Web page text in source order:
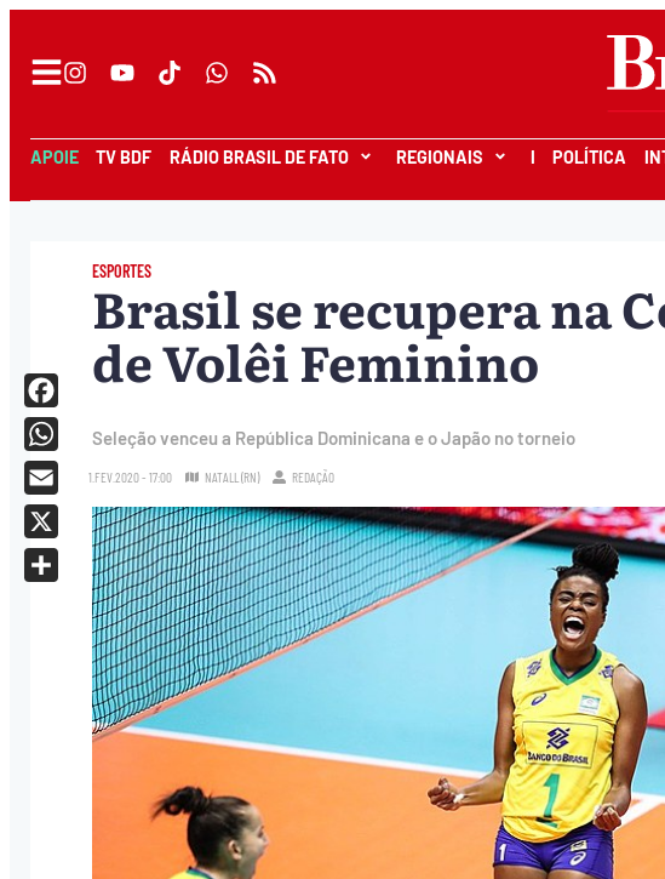
APOIE TV BDF RÁDIO BRASIL DE FATO REGIONAIS I POLÍTICA
ESPORTES
Brasil se recupera na
de Volêi Feminino
Seleção venceu a República Dominicana e o Japão no torneio
1.FEV.2020 - 17:00 NATALL (RN) REDAÇÃO
Facebook
WhatsApp
Email
X